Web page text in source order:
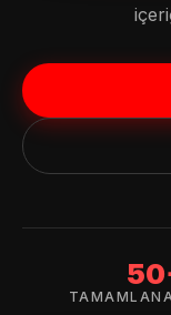
Müzikal
ADINIZ *